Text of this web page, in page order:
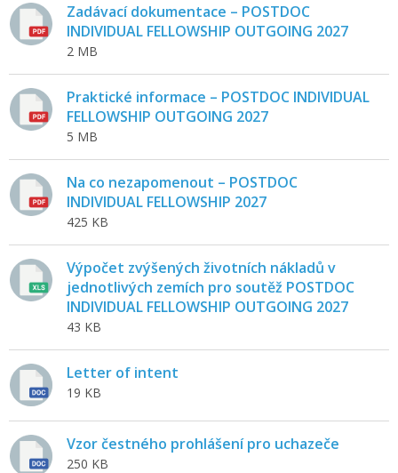
Zadávací dokumentace – POSTDOC
INDIVIDUAL FELLOWSHIP OUTGOING 2027
2 MB
Praktické informace – POSTDOC INDIVIDUAL
FELLOWSHIP OUTGOING 2027
5 MB
Na co nezapomenout – POSTDOC
INDIVIDUAL FELLOWSHIP 2027
425 KB
Výpočet zvýšených životních nákladů v
jednotlivých zemích pro soutěž POSTDOC
INDIVIDUAL FELLOWSHIP OUTGOING 2027
43 KB
Letter of intent
19 KB
Vzor čestného prohlášení pro uchazeče
250 KB